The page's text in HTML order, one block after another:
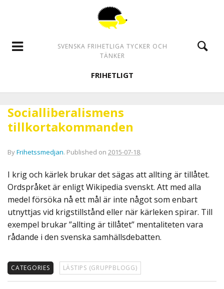
SVENSKA FRIHETLIGA TYCKER OCH
TÄNKER
FRIHETLIGT
Socialliberalismens
tillkortakommanden
ByFrihetssmedjan. Published on 2015-07-18.
I krig och kärlek brukar det sägas att allting är tillåtet.
Ordspråket är enligt Wikipedia svenskt. Att med alla
medel försöka nå ett mål är inte något som enbart
utnyttjas vid krigstillstånd eller när kärleken spirar. Till
exempel brukar ”allting är tillåtet” mentaliteten vara
rådande i den svenska samhällsdebatten.
CATEGORIES LÄSTIPS (GRUPPBLOGG)